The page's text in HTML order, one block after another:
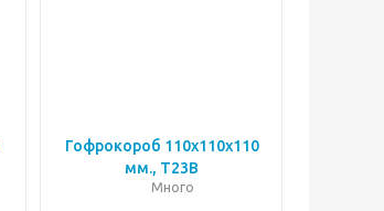
Гофрокороб 110х110х110
мм., Т23В
Много